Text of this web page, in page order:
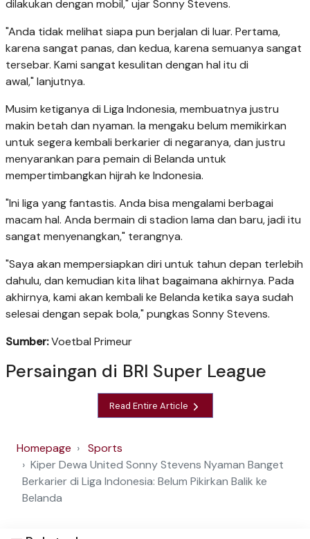
dilakukan dengan mobil," ujar Sonny Stevens.
"Anda tidak melihat siapa pun berjalan di luar. Pertama,
karena sangat panas, dan kedua, karena semuanya sangat
tersebar. Kami sangat kesulitan dengan hal itu di
awal," lanjutnya.
Musim ketiganya di Liga Indonesia, membuatnya justru
makin betah dan nyaman. Ia mengaku belum memikirkan
untuk segera kembali berkarier di negaranya, dan justru
menyarankan para pemain di Belanda untuk
mempertimbangkan hijrah ke Indonesia.
"Ini liga yang fantastis. Anda bisa mengalami berbagai
macam hal. Anda bermain di stadion lama dan baru, jadi itu
sangat menyenangkan," terangnya.
"Saya akan mempersiapkan diri untuk tahun depan terlebih
dahulu, dan kemudian kita lihat bagaimana akhirnya. Pada
akhirnya, kami akan kembali ke Belanda ketika saya sudah
selesai dengan sepak bola," pungkas Sonny Stevens.
Sumber:Voetbal Primeur
Persaingan di BRI Super League
Read Entire Article
Homepage
Sports
Kiper Dewa United Sonny Stevens Nyaman Banget
Berkarier di Liga Indonesia: Belum Pikirkan Balik ke
Belanda